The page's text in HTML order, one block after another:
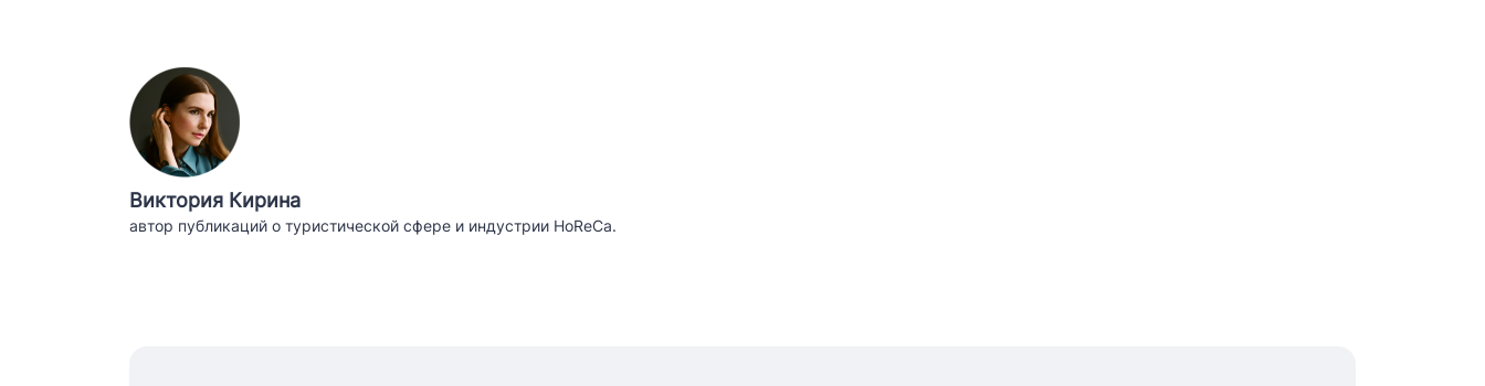
Виктория Кирина
автор публикаций о туристической сфере и индустрии HoReCa.